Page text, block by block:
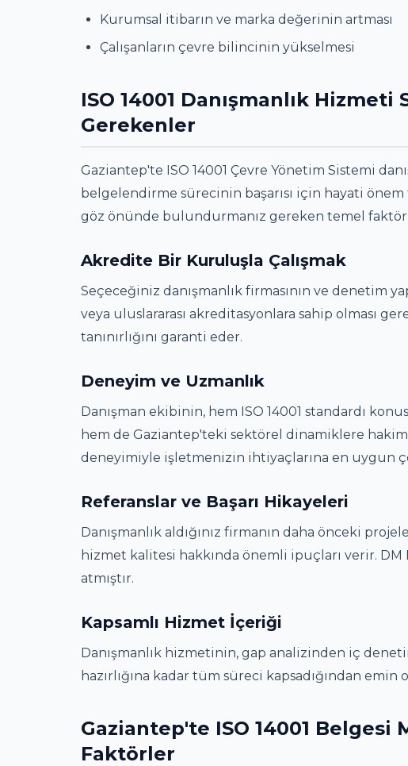
Kurumsal itibarın ve marka değerinin artması
Çalışanların çevre bilincinin yükselmesi
ISO 14001 Danışmanlık
Gerekenler
Gaziantep'te ISO 14001 Çevre Yönetim Sistemi
belgelendirme sürecinin başarısı için hayati önem
göz önünde bulundurmanız gereken temel
Akredite Bir Kuruluşla Çalışmak
Seçeceğiniz danışmanlık firmasının ve denetim
veya uluslararası akreditasyonlara sahip olması
tanınırlığını garanti eder.
Deneyim ve Uzmanlık
Danışman ekibinin, hem ISO 14001 standardı
hem de Gaziantep'teki sektörel dinamiklere hakim
deneyimiyle işletmenizin ihtiyaçlarına en uygun
Referanslar ve Başarı Hikayeleri
Danışmanlık aldığınız firmanın daha önceki
hizmet kalitesi hakkında önemli ipuçları verir. DM
atmıştır.
Kapsamlı Hizmet İçeriği
Danışmanlık hizmetinin, gap analizinden iç
hazırlığına kadar tüm süreci kapsadığından emin
Gaziantep'te ISO 14001
Faktörler